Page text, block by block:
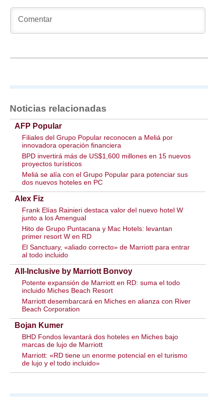
Noticias relacionadas
AFP Popular
Filiales del Grupo Popular reconocen a Meliá por
innovadora operación financiera
BPD invertirá más de US$1,600 millones en 15 nuevos
proyectos turísticos
Meliá se alía con el Grupo Popular para potenciar sus
dos nuevos hoteles en PC
Alex Fiz
Frank Elías Rainieri destaca valor del nuevo hotel W
junto a los Amengual
Hito de Grupo Puntacana y Mac Hotels: levantan
primer resort W en RD
El Sanctuary, «aliado correcto» de Marriott para entrar
al todo incluido
All-Inclusive by Marriott Bonvoy
Potente expansión de Marriott en RD: suma el todo
incluido Miches Beach Resort
Marriott desembarcará en Miches en alianza con River
Beach Corporation
Bojan Kumer
BHD Fondos levantará dos hoteles en Miches bajo
marcas de lujo de Marriott
Marriott: «RD tiene un enorme potencial en el turismo
de lujo y el todo incluido»